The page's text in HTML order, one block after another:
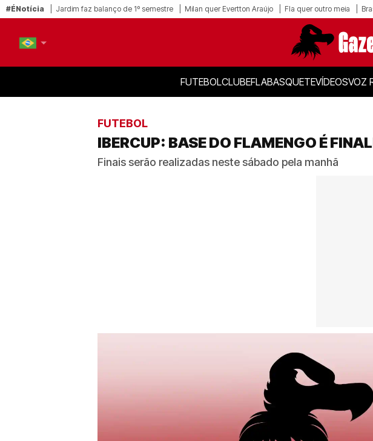
#ÉNotícia Jardim faz balanço de 1º semestre Milan quer Evertton Araújo Fla quer outro meia
FUTEBOLCLUBEFLABASQUETEVÍDEOSVOZ
FUTEBOL
IBERCUP: BASE DO FLAMENGO É
Finais serão realizadas neste sábado pela manhã